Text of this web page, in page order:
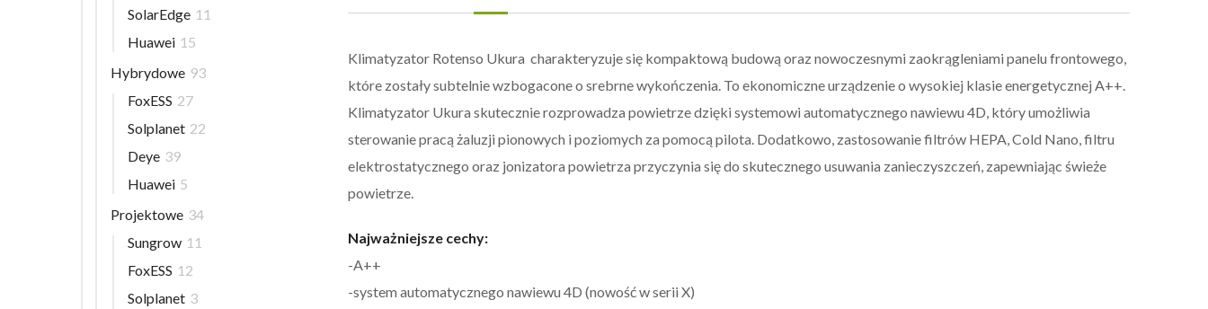
Klimatyzator Rotenso Ukura charakteryzuje się kompaktową budową oraz nowoczesnymi zaokrągleniami panelu frontowego,
które zostały subtelnie wzbogacone o srebrne wykończenia. To ekonomiczne urządzenie o wysokiej klasie energetycznej A++.
Klimatyzator Ukura skutecznie rozprowadza powietrze dzięki systemowi automatycznego nawiewu 4D, który umożliwia
sterowanie pracą żaluzji pionowych i poziomych za pomocą pilota. Dodatkowo, zastosowanie filtrów HEPA, Cold Nano, filtru
elektrostatycznego oraz jonizatora powietrza przyczynia się do skutecznego usuwania zanieczyszczeń, zapewniając świeże
powietrze.
Najważniejsze cechy:
-A++
-system automatycznego nawiewu 4D (nowość w serii X)
SolarEdge 11
Huawei 15
Hybrydowe 93
FoxESS 27
Solplanet 22
Deye 39
Huawei 5
Projektowe 34
Sungrow 11
FoxESS 12
Solplanet 3